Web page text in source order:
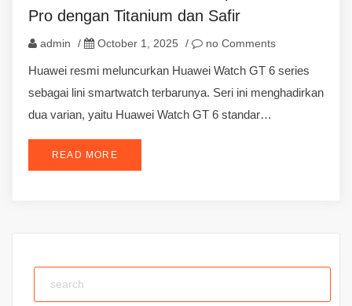
Pro dengan Titanium dan Safir
admin / October 1, 2025 / no Comments
Huawei resmi meluncurkan Huawei Watch GT 6 series
sebagai lini smartwatch terbarunya. Seri ini menghadirkan
dua varian, yaitu Huawei Watch GT 6 standar…
READ MORE